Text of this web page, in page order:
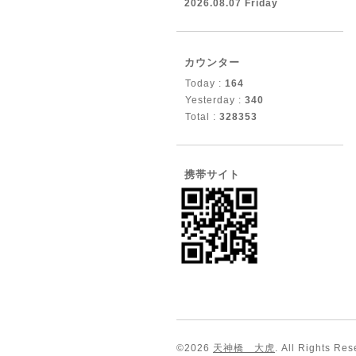
2026.08.07 Friday
カウンター
Today : 164
Yesterday : 340
Total : 328353
携帯サイト
©2026 天神橋 大虎. All Rights